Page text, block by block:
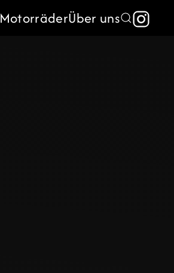
MotorräderÜber uns